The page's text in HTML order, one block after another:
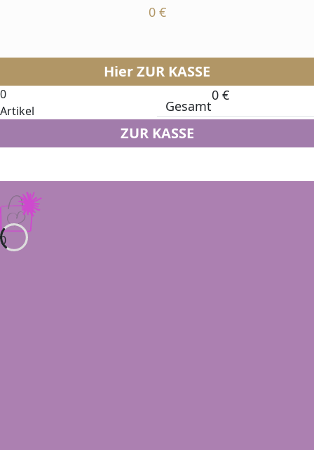
0 €
Hier ZUR KASSE
0
Artikel
Gesamt
0 €
ZUR KASSE
0